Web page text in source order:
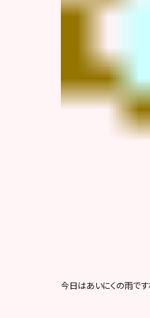
今日はあいにくの雨で